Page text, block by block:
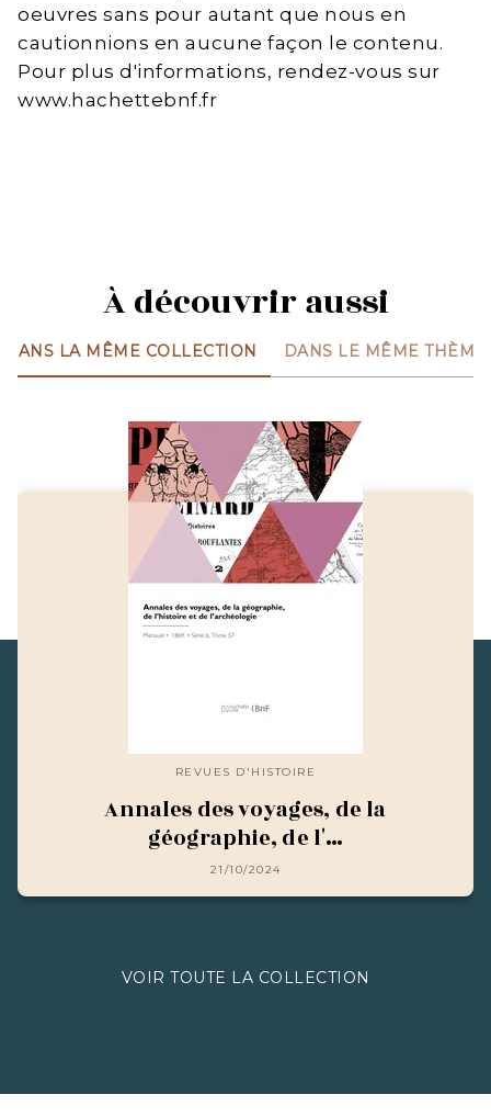
oeuvres sans pour autant que nous en
cautionnions en aucune façon le contenu.
Pour plus d'informations, rendez-vous sur
www.hachettebnf.fr
À découvrir aussi
DANS LA MÊME COLLECTION DANS LE MÊME THÈME
REVUES D'HISTOIRE
Annales des voyages, de la
géographie, de l'…
21/10/2024
VOIR TOUTE LA COLLECTION